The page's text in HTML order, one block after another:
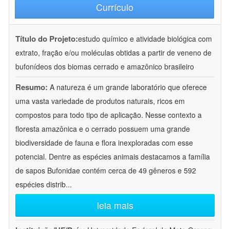
Currículo
Título do Projeto:estudo químico e atividade biológica com
extrato, fração e/ou moléculas obtidas a partir de veneno de
bufonídeos dos biomas cerrado e amazônico brasileiro
Resumo: A natureza é um grande laboratório que oferece
uma vasta variedade de produtos naturais, ricos em
compostos para todo tipo de aplicação. Nesse contexto a
floresta amazônica e o cerrado possuem uma grande
biodiversidade de fauna e flora inexploradas com esse
potencial. Dentre as espécies animais destacamos a família
de sapos Bufonidae contém cerca de 49 gêneros e 592
espécies distrib...
leia mais